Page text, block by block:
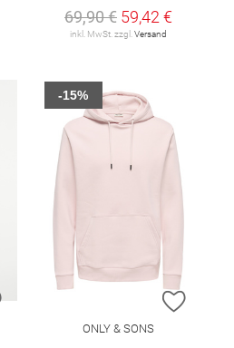
69,90 € 59,42 €
inkl. MwSt. zzgl. Versand
ZUR WUNSCHLISTE HINZUFÜGEN
ZUR
ONLY & SONS
-15%